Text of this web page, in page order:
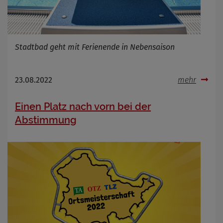
Stadtbad geht mit Ferienende in Nebensaison
23.08.2022 mehr
Einen Platz nach vorn bei der
Abstimmung